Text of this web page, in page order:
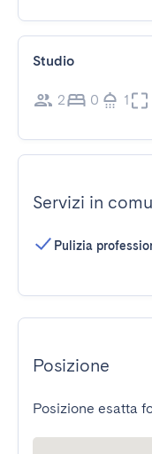
Studio
2 0 1
Servizi in
Pulizia
Posizione
Posizione esatta